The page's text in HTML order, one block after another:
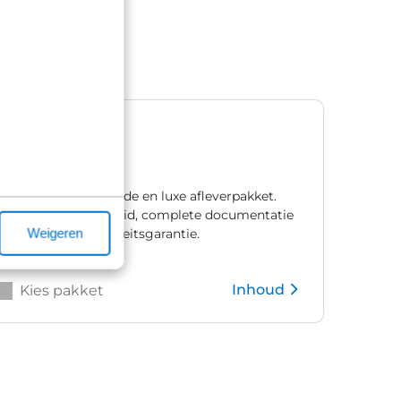
Weigeren
meest uitgebreide en luxe afleverpakket.
één jaar zekerheid, complete documentatie
en natuurlijk mobiliteitsgarantie.
Kies pakket Inhoud